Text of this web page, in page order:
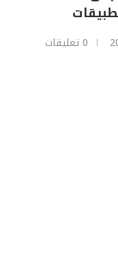
0 تعليقات